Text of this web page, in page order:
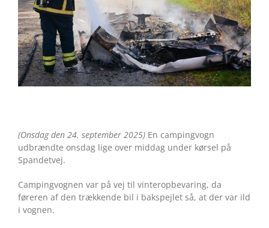
(Onsdag den 24. september 2025) En campingvogn
udbrændte onsdag lige over middag under kørsel på
Spandetvej.
Campingvognen var på vej til vinteropbevaring, da
føreren af den trækkende bil i bakspejlet så, at der var ild
i vognen.